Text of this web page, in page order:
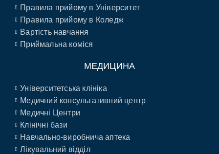
Правила прийому в Університет
Правила прийому в Коледж
Вартість навчання
Приймальна коміся
МЕДИЦИНА
Університетська клініка
Медичний консультативний центр
Медичні Центри
Клінічні бази
Навчально-виробнича аптека
Лікувальний відділ